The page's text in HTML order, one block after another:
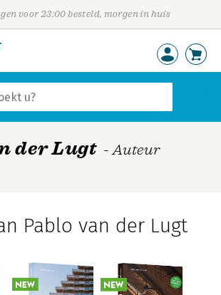
voor 23:00 besteld, morgen in huis
der Lugt - Auteur
Pablo van der Lugt